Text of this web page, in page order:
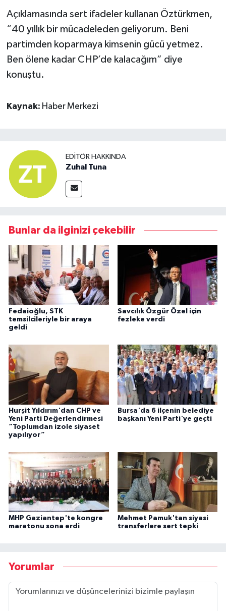
Açıklamasında sert ifadeler kullanan Öztürkmen,
“40 yıllık bir mücadeleden geliyorum. Beni
partimden koparmaya kimsenin gücü yetmez.
Ben ölene kadar CHP’de kalacağım” diye
konuştu.
Kaynak: Haber Merkezi
EDITÖR HAKKINDA
Zuhal Tuna
Bunlar da ilginizi çekebilir
Fedaioğlu, STK
temsilcileriyle bir araya
geldi
Savcılık Özgür Özel için
fezleke verdi
Hurşit Yıldırım'dan CHP ve
Yeni Parti Değerlendirmesi
“Toplumdan izole siyaset
yapılıyor”
Bursa'da 6 ilçenin belediye
başkanı Yeni Parti'ye geçti
MHP Gaziantep'te kongre
maratonu sona erdi
Mehmet Pamuk'tan siyasi
transferlere sert tepki
Yorumlar